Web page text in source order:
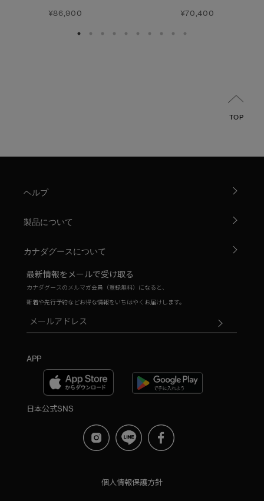
¥86,900 ¥70,400
TOP
ヘルプ
製品について
カナダグースについて
最新情報をメールで受け取る
カナダグースのメルマガ会員（登録無料）になると、
新着や先行予約などお得な情報をいちはやくお届けします。
APP
日本公式SNS
個人情報保護方針